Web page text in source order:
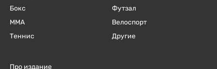
Бокс
ММА
Теннис
Футзал
Велоспорт
Другие
Про издание